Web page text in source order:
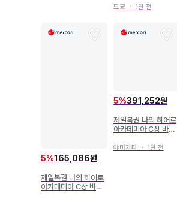
덤
도쿄 ・ 1달 전
5%165,086원
제일복권 나의 히어로
아카데미아 C상 바쿠
5%391,252원
제일복권 나의 히어로
아카데미아 C상 바쿠
야마가타・ 1달 전